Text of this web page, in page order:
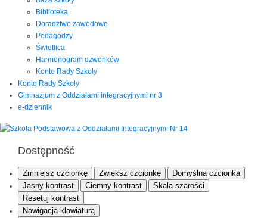
Biblioteka
Doradztwo zawodowe
Pedagodzy
Świetlica
Harmonogram dzwonków
Konto Rady Szkoły
Konto Rady Szkoły
Gimnazjum z Oddziałami integracyjnymi nr 3
e-dziennik
Dostępność
Zmniejsz czcionkę Zwiększ czcionkę
Domyślna czcionka
Jasny kontrast
Ciemny kontrast
Skala szarości
Resetuj kontrast
Nawigacja klawiaturą